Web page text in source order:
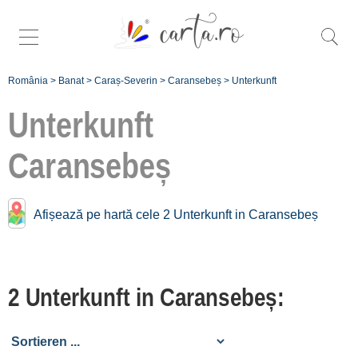
România > Banat> Caraș-Severin > Caransebeș > Unterkunft
Unterkunft
Caransebeș
Afișează pe hartă cele 2 Unterkunft in Caransebeș
2 Unterkunft in Caransebeș:
Unterkunft Nähe
Munții Semenic
[1 offers auf 24.1 km]